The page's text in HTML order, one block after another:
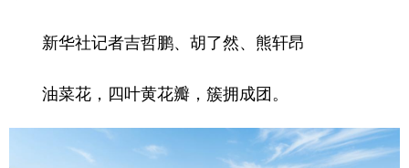
公益 一带一路 亚太网
文化产业
地方频道
新华社记者吉哲鹏、胡了然、熊轩昂
油菜花，四叶黄花瓣，簇拥成团。